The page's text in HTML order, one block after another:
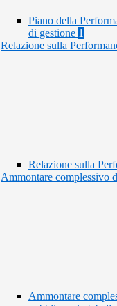
Piano della
di gestione 1
Relazione sulla
Relazione sulla
Ammontare complessivo
Ammontare